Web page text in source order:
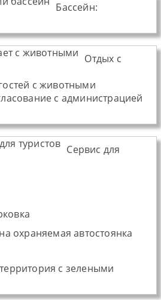
Бассейн:
Отдых с
с животными
с администрацией
Сервис для
охраняемая автостоянка
с зелеными